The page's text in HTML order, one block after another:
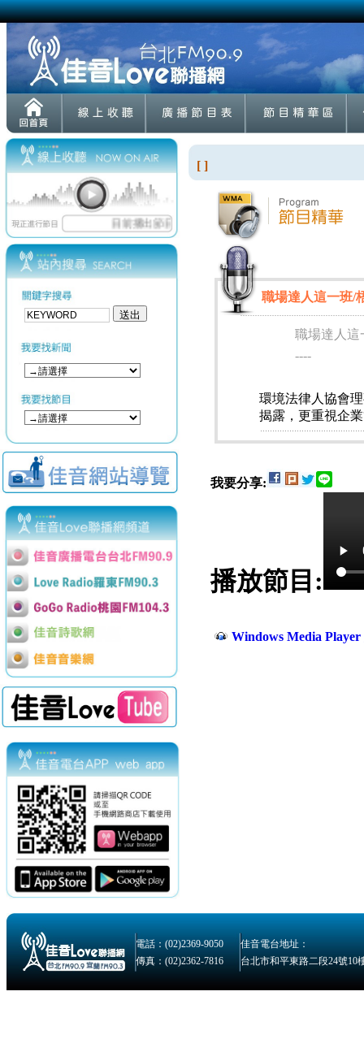
[ ]
職場達人這一班/
職場達人這
----
環境法律人協會
揭露，更重視企
我要分享:
播放節目:
Windows Media
電話：(02)2369-9050
佳音電台地址：
傳真：(02)2362-7816
台北市和平東路二段24號10